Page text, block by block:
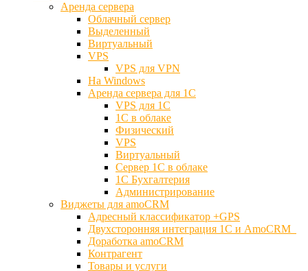
Аренда сервера
Облачный сервер
Выделенный
Виртуальный
VPS
VPS для VPN
На Windows
Аренда сервера для 1С
VPS для 1С
1С в облаке
Физический
VPS
Виртуальный
Сервер 1С в облаке
1С Бухгалтерия
Администрирование
Виджеты для amoCRM
Адресный классификатор +GPS
Двухсторонняя интеграция 1С и AmoCRM
Доработка amoCRM
Контрагент
Товары и услуги